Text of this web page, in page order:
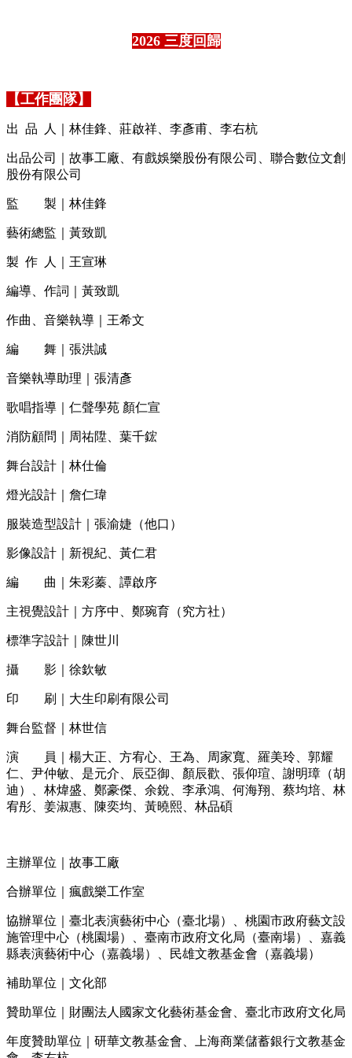
2026 三度回歸
【工作團隊】
出 品 人｜林佳鋒、莊啟祥、李彥甫、李右杭
出品公司｜故事工廠、有戲娛樂股份有限公司、聯合數位文創
股份有限公司
監 製｜林佳鋒
藝術總監｜黃致凱
製 作 人｜王宣琳
編導、作詞｜黃致凱
作曲、音樂執導｜王希文
編 舞｜張洪誠
音樂執導助理｜張清彥
歌唱指導｜仁聲學苑 顏仁宣
消防顧問｜周祐陞、葉千鋐
舞台設計｜林仕倫
燈光設計｜詹仁瑋
服裝造型設計｜張渝婕（他口）
影像設計｜新視紀、黃仁君
編 曲｜朱彩蓁、譚啟序
主視覺設計｜方序中、鄭琬育（究方社）
標準字設計｜陳世川
攝 影｜徐欽敏
印 刷｜大生印刷有限公司
舞台監督｜林世信
演
員｜楊大正、方宥心、王為、周家寬、羅美玲、郭耀
仁、尹仲敏、是元介、辰亞御、顏辰歡、張仰瑄、謝明璋（胡
迪）、林煒盛、鄭豪傑、余銳、李承鴻、何海翔、蔡均培、林
宥彤、姜淑惠、陳奕均、黃曉熙、林品碩
主辦單位｜故事工廠
合辦單位｜瘋戲樂工作室
協辦單位｜臺北表演藝術中心（臺北場）、桃園市政府藝文設
施管理中心（桃園場）、臺南市政府文化局（臺南場）、嘉義
縣表演藝術中心（嘉義場）、民雄文教基金會（嘉義場）
補助單位｜文化部
贊助單位｜財團法人國家文化藝術基金會、臺北市政府文化局
年度贊助單位｜研華文教基金會、上海商業儲蓄銀行文教基金